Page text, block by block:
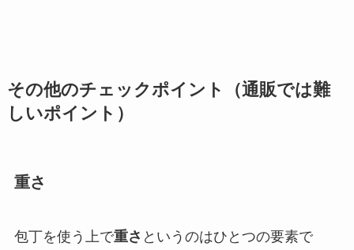
その他のチェックポイント（通販では難
しいポイント）
重さ
包丁を使う上で重さ というのはひとつの要素で